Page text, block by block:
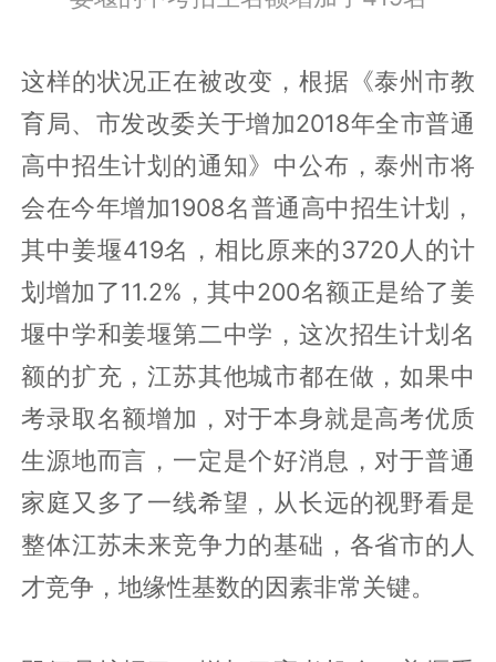
姜堰的中考招生名额增加了419名
这样的状况正在被改变，根据《泰州市教
育局、市发改委关于增加2018年全市普通
高中招生计划的通知》中公布，泰州市将
会在今年增加1908名普通高中招生计划，
其中姜堰419名，相比原来的3720人的计
划增加了11.2%，其中200名额正是给了姜
堰中学和姜堰第二中学，这次招生计划名